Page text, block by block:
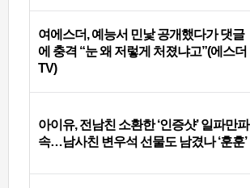
여에스더, 예능서 민낯 공개했다가 댓글
에 충격 “눈 왜 저렇게 처졌냐고”(에스더
TV)
아이유, 전남친 소환한 ‘인증샷’ 일파만파
속…남사친 변우석 선물도 남겼나 ‘훈훈’